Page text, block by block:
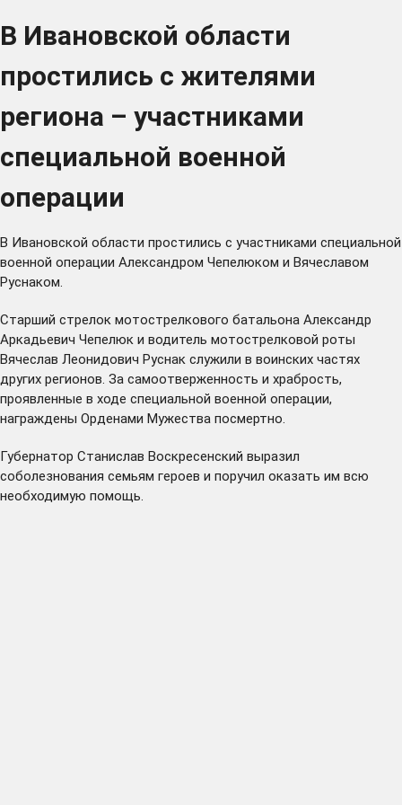
В Ивановской области
простились с жителями
региона – участниками
специальной военной
операции
В Ивановской области простились с участниками специальной
военной операции Александром Чепелюком и Вячеславом
Руснаком.
Старший стрелок мотострелкового батальона Александр
Аркадьевич Чепелюк и водитель мотострелковой роты
Вячеслав Леонидович Руснак служили в воинских частях
других регионов. За самоотверженность и храбрость,
проявленные в ходе специальной военной операции,
награждены Орденами Мужества посмертно.
Губернатор Станислав Воскресенский выразил
соболезнования семьям героев и поручил оказать им всю
необходимую помощь.